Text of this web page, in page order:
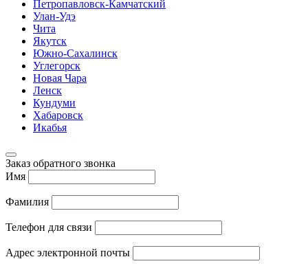
Петропавловск-Камчатский
Улан-Удэ
Чита
Якутск
Южно-Сахалинск
Углегорск
Новая Чара
Ленск
Кундуми
Хабаровск
Икабья
Заказ обратного звонка
Имя
Фамилия
Телефон для связи
Адрес электронной почты